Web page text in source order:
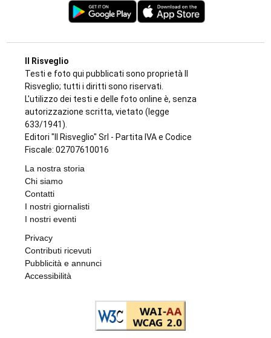
Il Risveglio
Testi e foto qui pubblicati sono proprietà Il
Risveglio; tutti i diritti sono riservati.
L'utilizzo dei testi e delle foto online è, senza
autorizzazione scritta, vietato (legge
633/1941).
Editori "Il Risveglio" Srl - Partita IVA e Codice
Fiscale: 02707610016
La nostra storia
Chi siamo
Contatti
I nostri giornalisti
I nostri eventi
Privacy
Contributi ricevuti
Pubblicità e annunci
Accessibilità